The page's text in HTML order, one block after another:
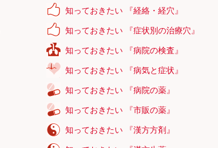
組織 知っておきたい 『経絡・経穴』
知っておきたい 『症状別の治療穴』
知っておきたい 『病院の検査』
知っておきたい 『病気と症状』
知っておきたい 『病院の薬』
知っておきたい 『市販の薬』
知っておきたい 『漢方方剤』